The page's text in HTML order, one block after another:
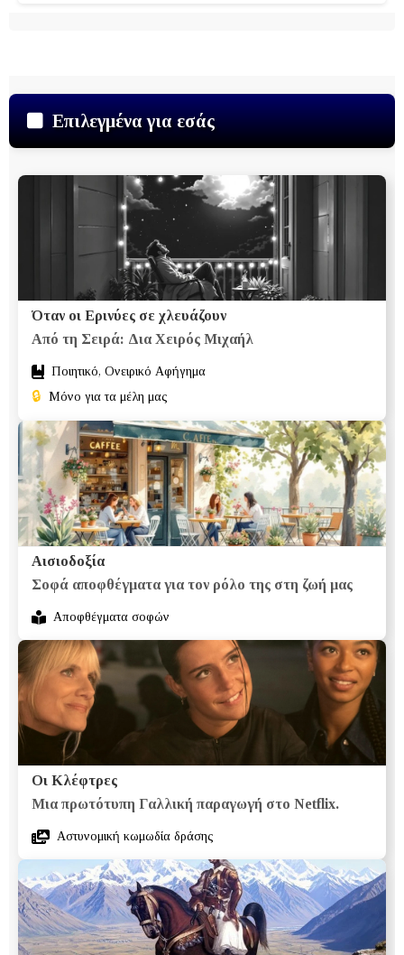
Επιλεγμένα για εσάς
Όταν οι Ερινύες σε χλευάζουν
Από τη Σειρά: Δια Χειρός Μιχαήλ
Ποιητικό, Ονειρικό Αφήγημα
🔒 Μόνο για τα μέλη μας
Αισιοδοξία
Σοφά αποφθέγματα για τον ρόλο της στη ζωή μας
Αποφθέγματα σοφών
Οι Κλέφτρες
Μια πρωτότυπη Γαλλική παραγωγή στο Netflix.
Αστυνομική κωμωδία δράσης